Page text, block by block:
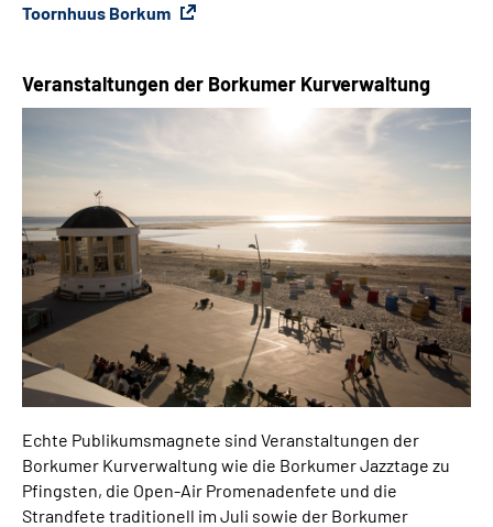
Toornhuus Borkum
Veranstaltungen der Borkumer Kurverwaltung
Echte Publikumsmagnete sind Veranstaltungen der
Borkumer Kurverwaltung wie die Borkumer Jazztage zu
Pfingsten, die Open-Air Promenadenfete und die
Strandfete traditionell im Juli sowie der Borkumer